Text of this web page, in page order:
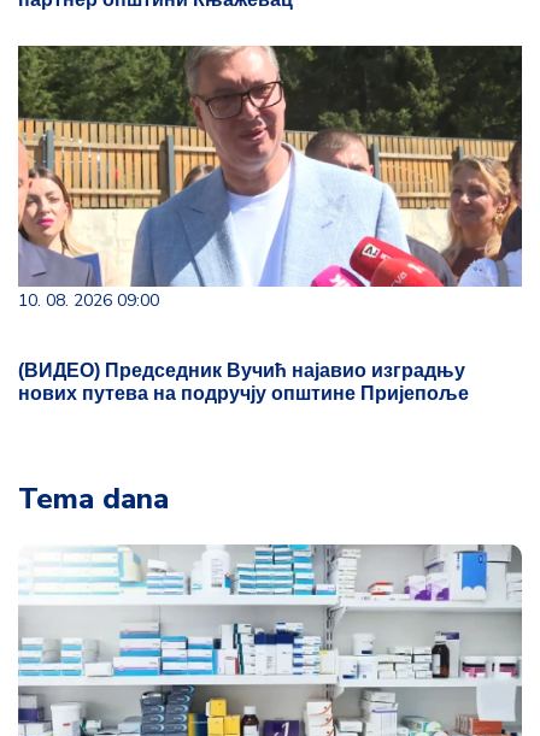
10. 08. 2026 09:00
(ВИДЕО) Председник Вучић најавио изградњу
нових путева на подручју општине Пријепоље
Tema dana